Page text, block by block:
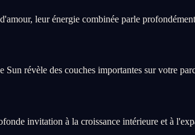
leur énergie combinée parle
révèle des couches importantes sur votre
invitation à la croissance intérieure et à